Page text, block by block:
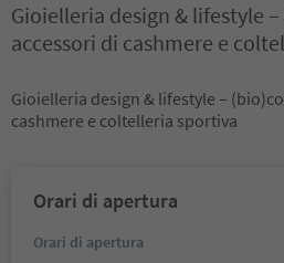
Gioielleria design & lifestyle
accessori di cashmere e
Gioielleria design & lifestyle –
cashmere e coltelleria sportiva
Orari di apertura
Orari di apertura